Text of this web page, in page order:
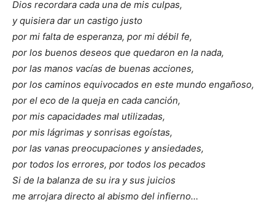
Dios recordara cada una de mis culpas,
y quisiera dar un castigo justo
por mi falta de esperanza, por mi débil fe,
por los buenos deseos que quedaron en la nada,
por las manos vacías de buenas acciones,
por los caminos equivocados en este mundo engañoso,
por el eco de la queja en cada canción,
por mis capacidades mal utilizadas,
por mis lágrimas y sonrisas egoístas,
por las vanas preocupaciones y ansiedades,
por todos los errores, por todos los pecados
Si de la balanza de su ira y sus juicios
me arrojara directo al abismo del infierno…